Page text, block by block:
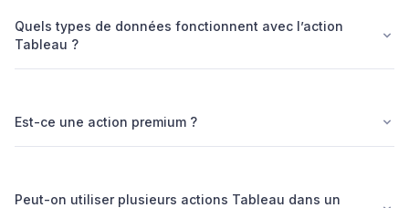
Quels types de données fonctionnent avec l’action
Tableau ?
Est-ce une action premium ?
Peut-on utiliser plusieurs actions Tableau dans un